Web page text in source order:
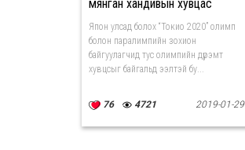
мянган хандивын хувцас
цуглаад байна
Япон улсад болох “Токио 2020” олимп
болон паралимпийн зохион
байгуулагчид тус олимпийн дүрэмт
хувцсыг байгальд ээлтэй бу...
76 4721 2019-01-29